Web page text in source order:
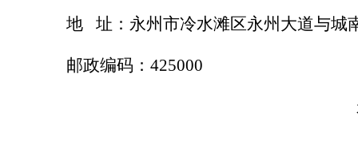
地 址：永州市冷水滩区永州大道与城
邮政编码： 425000